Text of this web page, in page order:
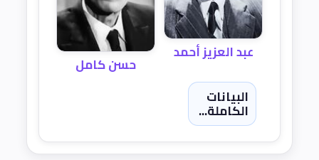
عبد العزيز أحمد
حسن كامل
البيانات
الكاملة...